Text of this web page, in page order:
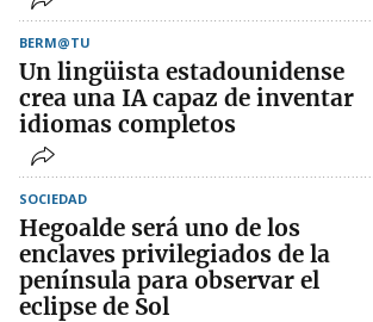
BERM@TU
Un lingüista estadounidense
crea una IA capaz de inventar
idiomas completos
SOCIEDAD
Hegoalde será uno de los
enclaves privilegiados de la
península para observar el
eclipse de Sol